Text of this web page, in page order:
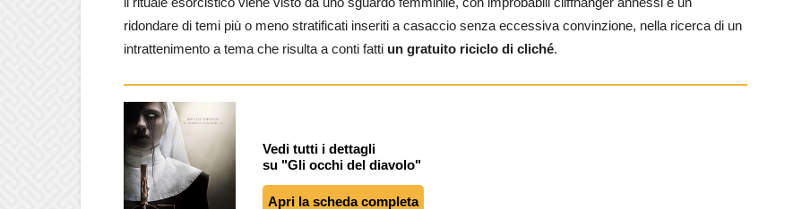
ridondare di temi più o meno stratificati inseriti a casaccio senza eccessiva convinzione, nella ricerca di un
intrattenimento a tema che risulta a conti fatti un gratuito riciclo di cliché.
Vedi tutti i dettagli
su "Gli occhi del diavolo"
Apri la scheda completa